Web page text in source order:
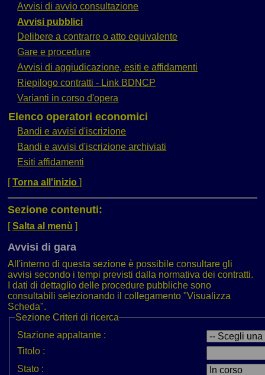
Avvisi di avvio consultazione
Avvisi pubblici
Delibere a contrarre o atto equivalente
Gare e procedure
Avvisi di aggiudicazione, esiti e affidamenti
Riepilogo contratti - Link BDNCP
Varianti in corso d'opera
Elenco operatori economici
Bandi e avvisi d'iscrizione
Bandi e avvisi d'iscrizione archiviati
Esiti affidamenti
[Torna all'inizio ]
Sezione contenuti:
[Salta al menù ]
Avvisi di gara
All'interno di questa sezione è possibile consultare gli
avvisi secondo i tempi previsti dalla normativa dei contratti.
I dati di dettaglio delle procedure pubbliche sono
consultabili selezionando il collegamento "Visualizza
Scheda".
Sezione Criteri di ricerca
Stazione appaltante :
Titolo :
Stato :